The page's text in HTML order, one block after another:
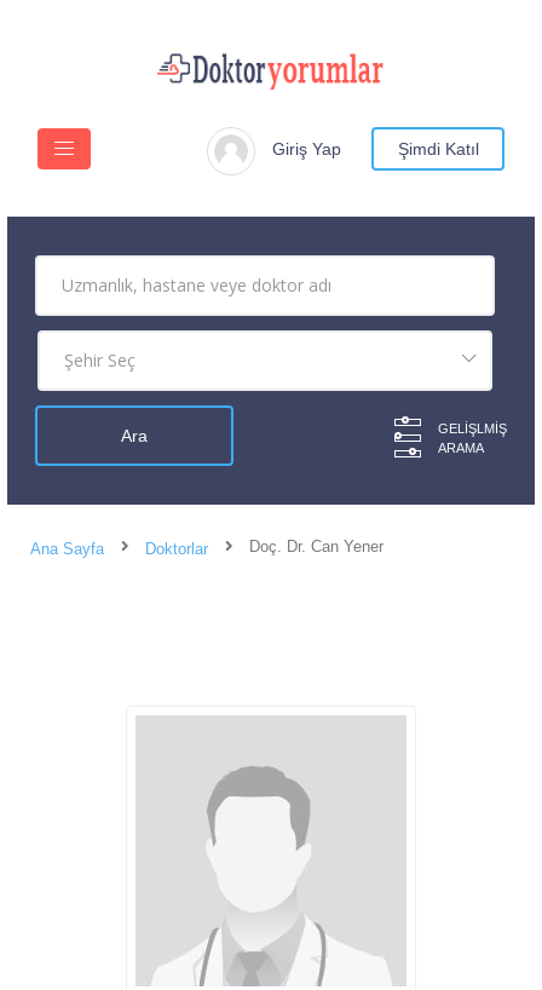
Giriş Yap Şimdi Katıl
GELIŞLMIŞ
ARAMA
Ana Sayfa Doktorlar Doç. Dr. Can Yener